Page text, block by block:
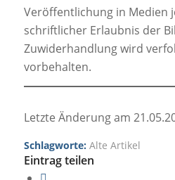
Veröffentlichung in Medien
schriftlicher Erlaubnis der
Zuwiderhandlung wird
vorbehalten.
Letzte Änderung am
Schlagworte: Alte Artikel
Eintrag teilen